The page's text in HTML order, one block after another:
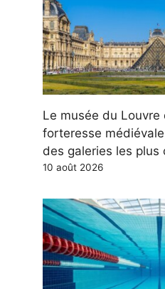
Le musée du Louvre
forteresse médiévale
des galeries les plus
10 août 2026